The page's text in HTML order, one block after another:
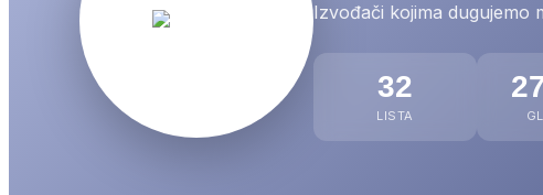
Izvođači kojima dugujemo
32
LISTA